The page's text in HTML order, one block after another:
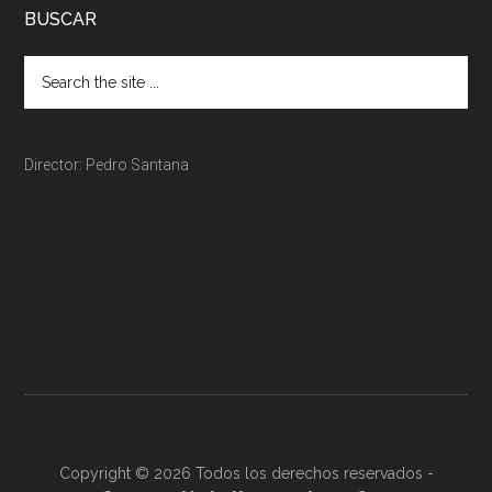
BUSCAR
Director: Pedro Santana
Copyright © 2026 Todos los derechos reservados -